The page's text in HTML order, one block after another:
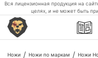
Вся лицензионная продукция на
целях, и не может быть
Ножи Ножи по маркам Ножи